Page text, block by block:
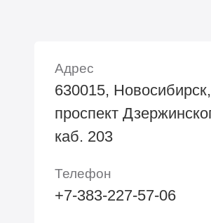
Адрес
630015, Новосибирск,
проспект
каб. 203
Телефон
+7-383-227-57-06